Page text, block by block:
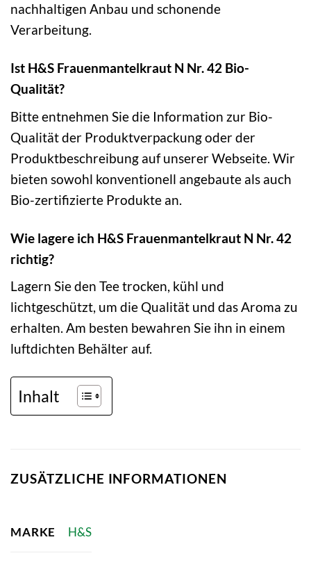
nachhaltigen Anbau und schonende
Verarbeitung.
Ist H&S Frauenmantelkraut N Nr. 42 Bio-
Qualität?
Bitte entnehmen Sie die Information zur Bio-
Qualität der Produktverpackung oder der
Produktbeschreibung auf unserer Webseite. Wir
bieten sowohl konventionell angebaute als auch
Bio-zertifizierte Produkte an.
Wie lagere ich H&S Frauenmantelkraut N Nr. 42
richtig?
Lagern Sie den Tee trocken, kühl und
lichtgeschützt, um die Qualität und das Aroma zu
erhalten. Am besten bewahren Sie ihn in einem
luftdichten Behälter auf.
Inhalt
ZUSÄTZLICHE INFORMATIONEN
MARKE H&S